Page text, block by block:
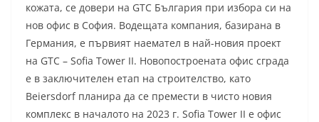
кожата, се довери на GTC България при избора си на
нов офис в София. Водещата компания, базирана в
Германия, е първият наемател в най-новия проект
на GTC – Sofia Tower II. Новопостроената офис сграда
е в заключителен етап на строителство, като
Beiersdorf планира да се премести в чисто новия
комплекс в началото на 2023 г. Sofia Tower II е офис